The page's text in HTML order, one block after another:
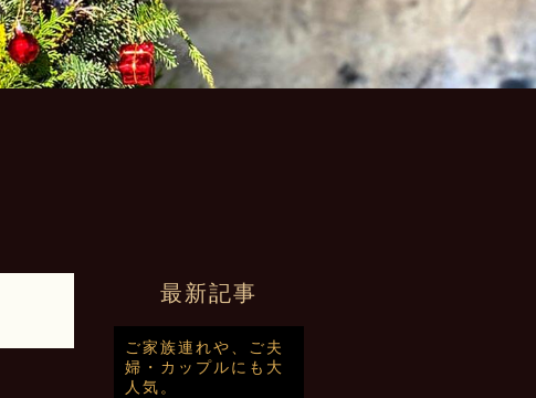
最新記事
ご家族連れや、ご夫
婦・カップルにも大
人気。